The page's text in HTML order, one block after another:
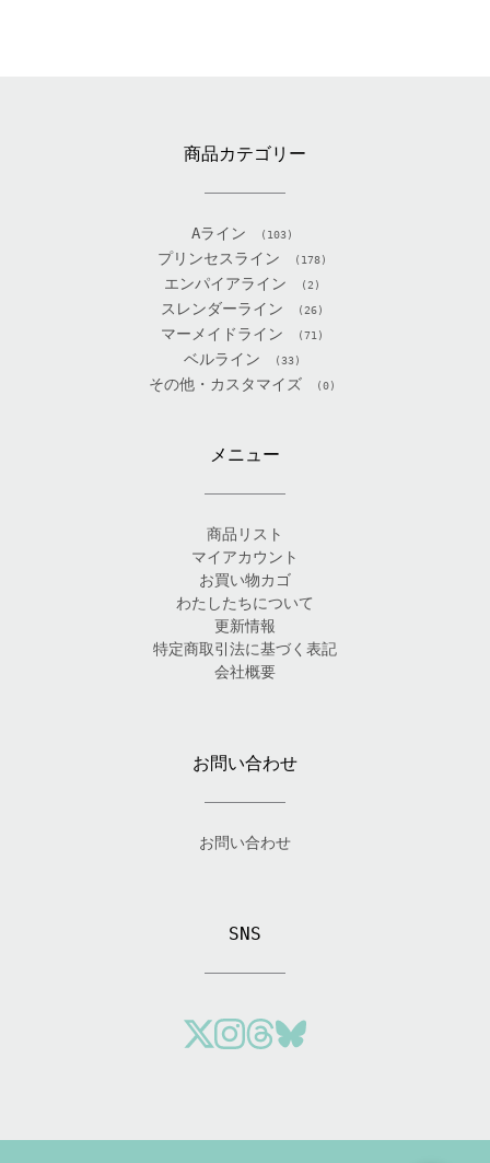
商品カテゴリー
Aライン (103)
プリンセスライン (178)
エンパイアライン (2)
スレンダーライン (26)
マーメイドライン (71)
ベルライン (33)
その他・カスタマイズ (0)
メニュー
商品リスト
マイアカウント
お買い物カゴ
わたしたちについて
更新情報
特定商取引法に基づく表記
会社概要
お問い合わせ
お問い合わせ
SNS